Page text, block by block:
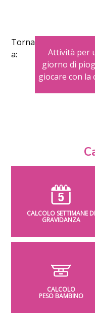
Torna
a:
Attività per
giorno di
giocare con la
CALCOLO SETTIMANE DI
GRAVIDANZA
CALCOLO
PESO BAMBINO